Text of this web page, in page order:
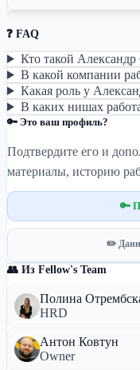
❓ FAQ
Кто такой Александр
В какой компании
Какая роль у
В каких нишах
🔑 Это ваш профиль?
Подтвердите его и
материалы, историю
🔑
✏️
👥 Из Fellow's Team
Полина
HRD
Антон Ковтун
Owner